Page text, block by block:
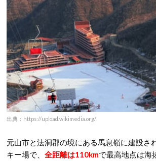
出典：https://upload.wikimedia.org/
元山市と法洞郡の境にある馬息嶺に建設さ
キー場で、 全距離は110kmで最高地点は海